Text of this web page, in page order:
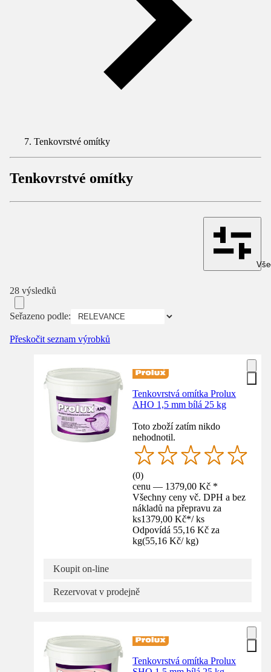
Tenkovrstvé omítky
Tenkovrstvé omítky
28 výsledků
Seřazeno podle:
Přeskočit seznam výrobků
Tenkovrstvá omítka Prolux
AHO 1,5 mm bílá 25 kg
Toto zboží zatím nikdo
nehodnotil.
(0)
cenu — 1379,00 Kč *
Všechny ceny vč. DPH a bez
nákladů na přepravu za
ks1379,00 Kč*/ ks
Odpovídá 55,16 Kč za
kg(55,16 Kč/ kg)
Koupit on-line
Rezervovat v prodejně
Tenkovrstvá omítka Prolux